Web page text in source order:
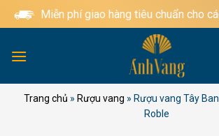
qua
dung
Miễn phí giao hàng tiêu chuẩn cho các
Trang chủ » Rượu vang » Rượu vang Tây
Roble